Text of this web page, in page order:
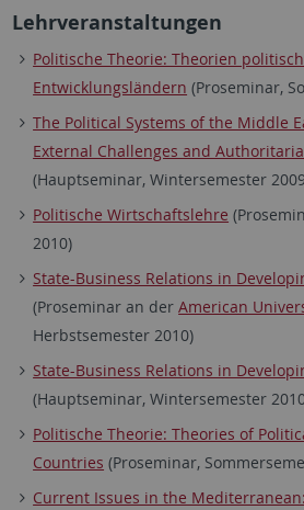
Lehrveranstaltungen
Politische Theorie: Theorien
Entwicklungsländern (Proseminar,
The Political Systems of the Middle
External Challenges and
(Hauptseminar, Wintersemester
Politische Wirtschaftslehre
2010)
State-Business Relations in
(Proseminar an derAmerican
Herbstsemester 2010)
State-Business Relations in
(Hauptseminar, Wintersemester
Politische Theorie: Theories of
Countries (Proseminar,
Current Issues in the